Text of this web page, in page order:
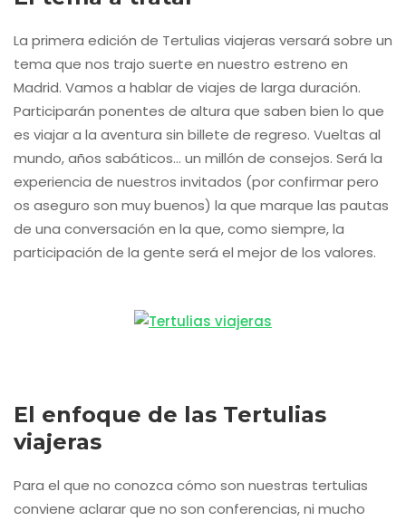
La primera edición de Tertulias viajeras versará sobre un
tema que nos trajo suerte en nuestro estreno en
Madrid. Vamos a hablar de viajes de larga duración.
Participarán ponentes de altura que saben bien lo que
es viajar a la aventura sin billete de regreso. Vueltas al
mundo, años sabáticos… un millón de consejos. Será la
experiencia de nuestros invitados (por confirmar pero
os aseguro son muy buenos) la que marque las pautas
de una conversación en la que, como siempre, la
participación de la gente será el mejor de los valores.
El enfoque de las Tertulias
viajeras
Para el que no conozca cómo son nuestras tertulias
conviene aclarar que no son conferencias, ni mucho